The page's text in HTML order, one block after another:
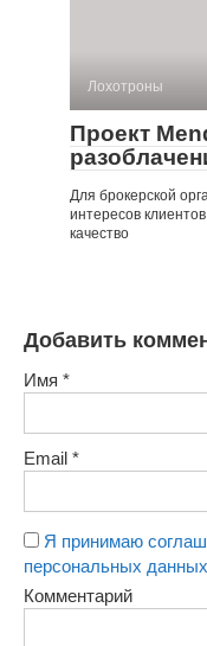
Лохотроны
Проект
Для брокерской
интересов
качество
Добавить
Имя *
Email *
Я принимаю
персональных данных
Комментарий